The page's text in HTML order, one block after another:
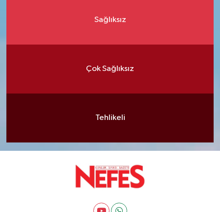
Sağlıksız
Çok Sağlıksız
Tehlikeli